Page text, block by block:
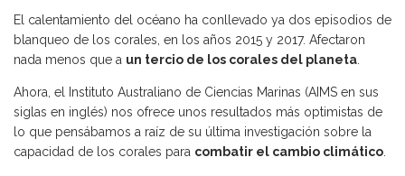
El calentamiento del océano ha conllevado ya dos episodios de
blanqueo de los corales, en los años 2015 y 2017. Afectaron
nada menos que a un tercio de los corales del planeta.
Ahora, el Instituto Australiano de Ciencias Marinas (AIMS en sus
siglas en inglés) nos ofrece unos resultados más optimistas de
lo que pensábamos a raíz de su última investigación sobre la
capacidad de los corales para combatir el cambio climático.